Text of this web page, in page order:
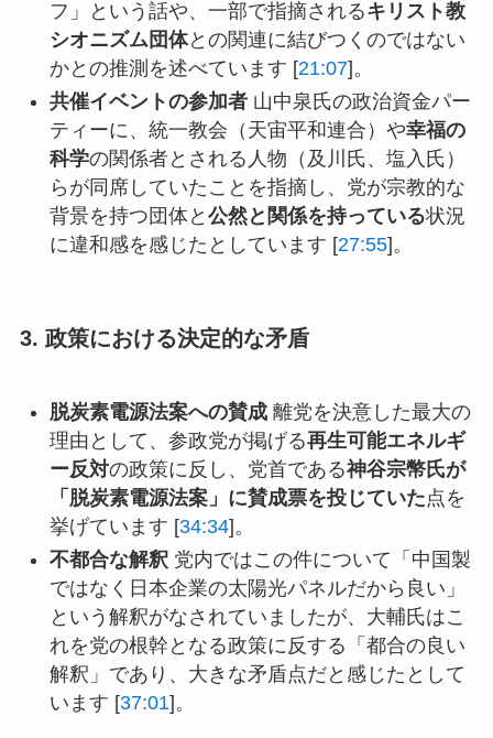
フ」という話や、一部で指摘されるキリスト教
シオニズム団体との関連に結びつくのではない
かとの推測を述べています [21:07]。
共催イベントの参加者山中泉氏の政治資金パー
ティーに、統一教会（天宙平和連合）や幸福の
科学の関係者とされる人物（及川氏、塩入氏）
らが同席していたことを指摘し、党が宗教的な
背景を持つ団体と 公然と関係を持っている状況
に違和感を感じたとしています [27:55]。
3. 政策における決定的な矛盾
脱炭素電源法案への賛成離党を決意した最大の
理由として、参政党が掲げる再生可能エネルギ
ー反対の政策に反し、党首である神谷宗幣氏が
「脱炭素電源法案」に賛成票を投じていた点を
挙げています [34:34]。
不都合な解釈党内ではこの件について「中国製
ではなく日本企業の太陽光パネルだから良い」
という解釈がなされていましたが、大輔氏はこ
れを党の根幹となる政策に反する「都合の良い
解釈」であり、大きな矛盾点だと感じたとして
います [37:01]。